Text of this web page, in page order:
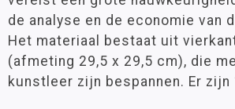
de analyse en de economie van
Het materiaal bestaat uit
(afmeting 29,5 x 29,5 cm), die
kunstleer zijn bespannen. Er zijn